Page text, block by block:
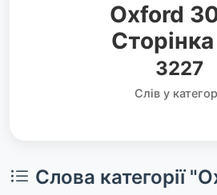
Oxford
3227
Слів у
Слова категорії